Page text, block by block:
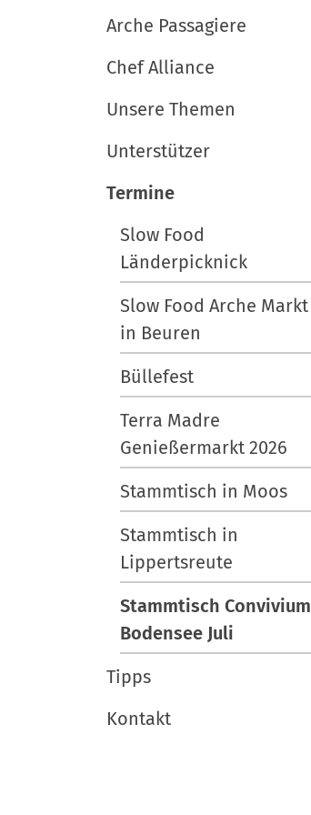
g
a
i
o
n
Arche Passagiere
Chef Alliance
Unsere Themen
Unterstützer
Termine
Slow Food
Länderpicknick
Slow Food Arche Markt
in Beuren
Büllefest
Terra Madre
Genießermarkt 2026
Stammtisch in Moos
Stammtisch in
Lippertsreute
Stammtisch Convivium
Bodensee Juli
Tipps
Kontakt